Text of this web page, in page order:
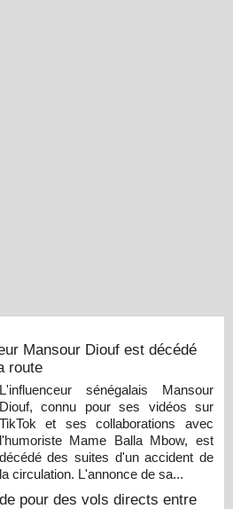
Mansour Diouf est décédé
route
L'influenceur sénégalais Mansour
Diouf, connu pour ses vidéos sur
TikTok et ses collaborations avec
l'humoriste Mame Balla Mbow, est
décédé des suites d'un accident de
la circulation. L'annonce de sa...
pour des vols directs entre